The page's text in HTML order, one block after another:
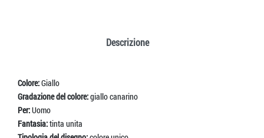
Descrizione
Colore:Giallo
Gradazione del colore:giallo canarino
Per:Uomo
Fantasia:tinta unita